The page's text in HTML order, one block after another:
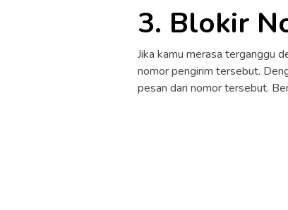
3. Blokir
Jika kamu merasa terganggu
nomor pengirim tersebut.
pesan dari nomor tersebut.